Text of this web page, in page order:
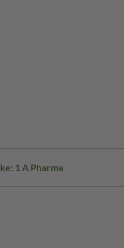
1 A Pharma